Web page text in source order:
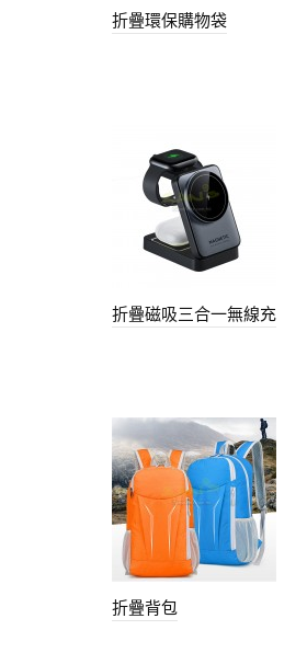
折疊環保購物袋
折疊磁吸三合一無線充
折疊背包